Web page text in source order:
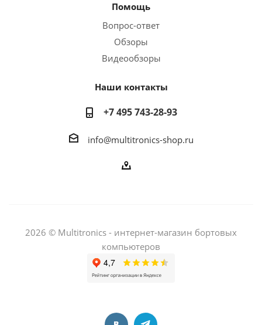
Помощь
Вопрос-ответ
Обзоры
Видеообзоры
Наши контакты
+7 495 743-28-93
info@multitronics-shop.ru
2026 © Multitronics - интернет-магазин бортовых
компьютеров